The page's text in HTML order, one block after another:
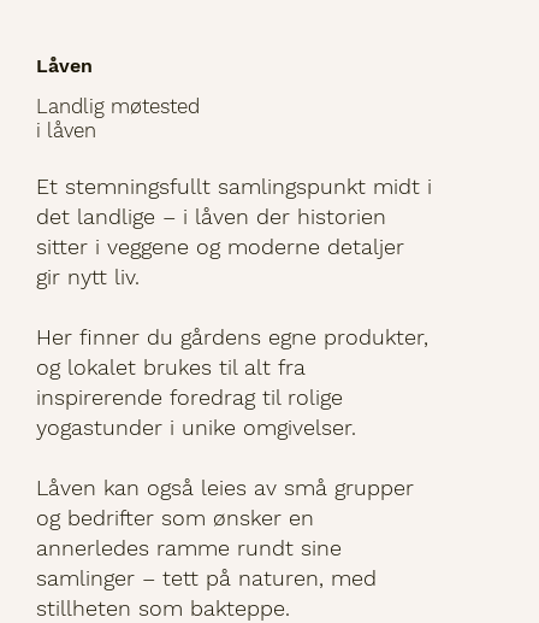
Låven
Landlig møtested
i låven
Et stemningsfullt samlingspunkt midt i
det landlige – i låven der historien
sitter i veggene og moderne detaljer
gir nytt liv.
Her finner du gårdens egne produkter,
og lokalet brukes til alt fra
inspirerende foredrag til rolige
yogastunder i unike omgivelser.
Låven kan også leies av små grupper
og bedrifter som ønsker en
annerledes ramme rundt sine
samlinger – tett på naturen, med
stillheten som bakteppe.